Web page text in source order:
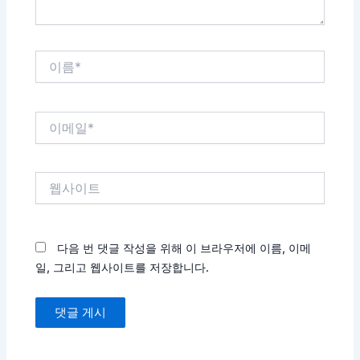
다음 번 댓글 작성을 위해 이 브라우저에 이름, 이메
일, 그리고 웹사이트를 저장합니다.